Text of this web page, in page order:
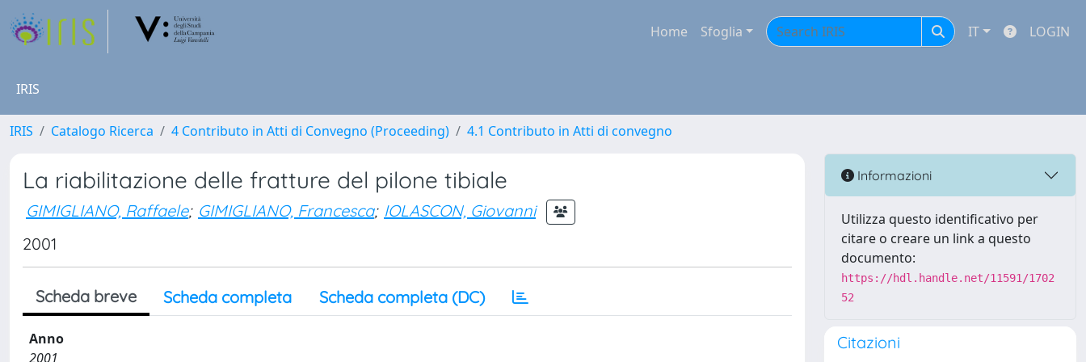
Home Sfoglia IT LOGIN
IRIS
IRIS Catalogo Ricerca 4 Contributo in Atti di Convegno (Proceeding) 4.1 Contributo in Atti di convegno
La riabilitazione delle fratture del pilone tibiale
GIMIGLIANO, Raffaele; GIMIGLIANO, Francesca; IOLASCON, Giovanni
2001
Scheda breve Scheda completa Scheda completa (DC)
Anno
2001
Informazioni
Utilizza questo identificativo per
citare o creare un link a questo
documento:
https://hdl.handle.net/11591/1702
52
Citazioni